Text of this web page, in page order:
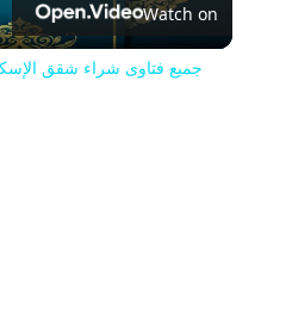
Watch on
جميع فتاوى شراء شقق